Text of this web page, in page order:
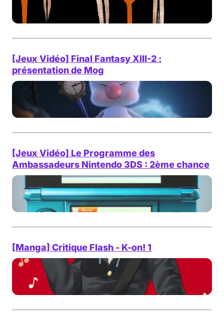
[Jeux Vidéo] Final Fantasy XIII-2 :
présentation de Mog
[Jeux Vidéo] Le Programme des
Ambassadeurs Nintendo 3DS : 2ème chance
[Manga] Critique Flash - K-on! 1